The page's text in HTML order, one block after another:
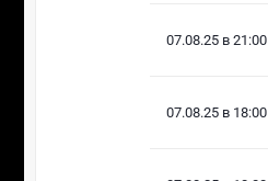
07.08.25 в 21:00
07.08.25 в 18:00